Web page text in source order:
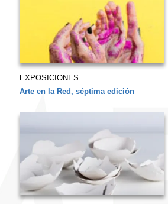
EXPOSICIONES
Arte en la Red, séptima edición